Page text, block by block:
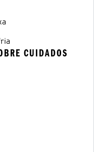
CUIDADOS